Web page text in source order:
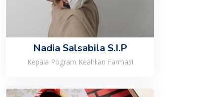
Nadia Salsabila S.I.P
Kepala Pogram Keahlian Farmasi